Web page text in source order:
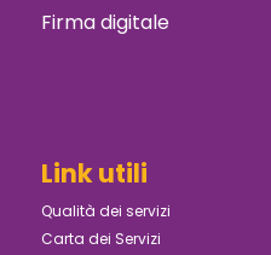
Firma digitale
Link utili
Qualità dei servizi
Carta dei Servizi